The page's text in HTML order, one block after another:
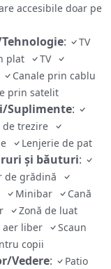
accesibile doar pe
:
TV
plat
TV
Canale prin cablu
prin satelit
Suplimente:
de trezire
Lenjerie de pat
și băuturi:
de grădină
Minibar
Cană
Zonă de luat
aer liber
Scaun
copii
Vedere:
Patio